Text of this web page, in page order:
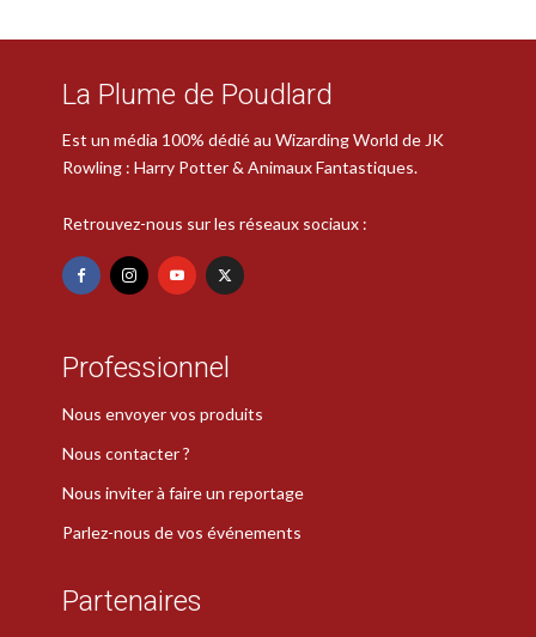
La Plume de Poudlard
Est un média 100% dédié au Wizarding World de JK
Rowling : Harry Potter & Animaux Fantastiques.
Retrouvez-nous sur les réseaux sociaux :
Professionnel
Nous envoyer vos produits
Nous contacter ?
Nous inviter à faire un reportage
Parlez-nous de vos événements
Partenaires